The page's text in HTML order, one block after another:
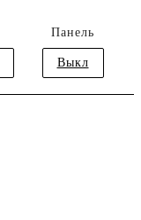
Панель
Выкл